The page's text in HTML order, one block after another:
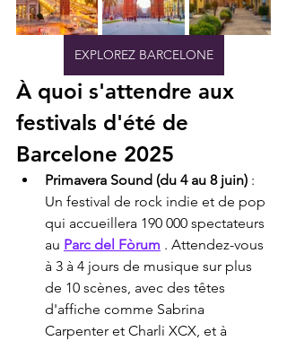
EXPLOREZ BARCELONE
À quoi s'attendre aux
festivals d'été de
Barcelone 2025
Primavera Sound (du 4 au 8 juin) :
Un festival de rock indie et de pop
qui accueillera 190 000 spectateurs
au Parc del Fòrum . Attendez-vous
à 3 à 4 jours de musique sur plus
de 10 scènes, avec des têtes
d'affiche comme Sabrina
Carpenter et Charli XCX, et à